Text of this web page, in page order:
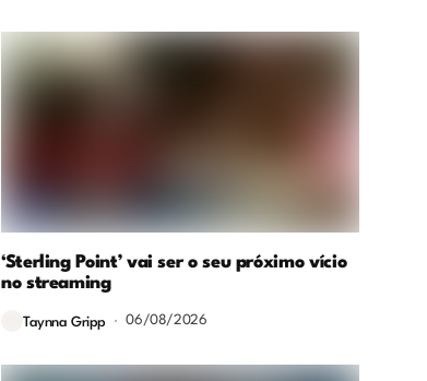
‘Sterling Point’ vai ser o seu próximo vício
no streaming
Taynna Gripp 06/08/2026